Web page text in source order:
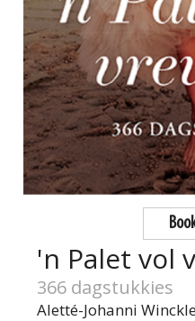
'n Palet vol
366 dagstukkies
Aletté-Johanni